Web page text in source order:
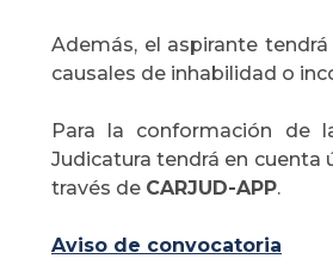
Además, el aspirante
causales de inhabilidad o
Para la conformación de
Judicatura tendrá en cuenta
través de CARJUD-APP.
Aviso de convocatoria